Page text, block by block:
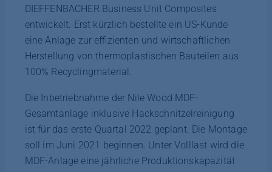
DIEFFENBACHER Business Unit Composites
entwickelt. Erst kürzlich bestellte ein US-Kunde
eine Anlage zur effizienten und wirtschaftlichen
Herstellung von thermoplastischen Bauteilen aus
100% Recyclingmaterial.
Die Inbetriebnahme der Nile Wood MDF-
Gesamtanlage inklusive Hackschnitzelreinigung
ist für das erste Quartal 2022 geplant. Die Montage
soll im Juni 2021 beginnen. Unter Volllast wird die
MDF-Anlage eine jährliche Produktionskapazität